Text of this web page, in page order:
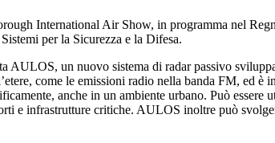
International Air Show, in programma nel
per la Sicurezza e la Difesa.
AULOS, un nuovo sistema di radar passivo
come le emissioni radio nella banda FM, ed è
anche in un ambiente urbano. Può
e infrastrutture critiche. AULOS inoltre può